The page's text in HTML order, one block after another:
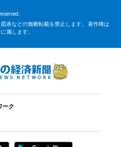
表などの無断転載を禁止します。 著作権は
属します。
ーク